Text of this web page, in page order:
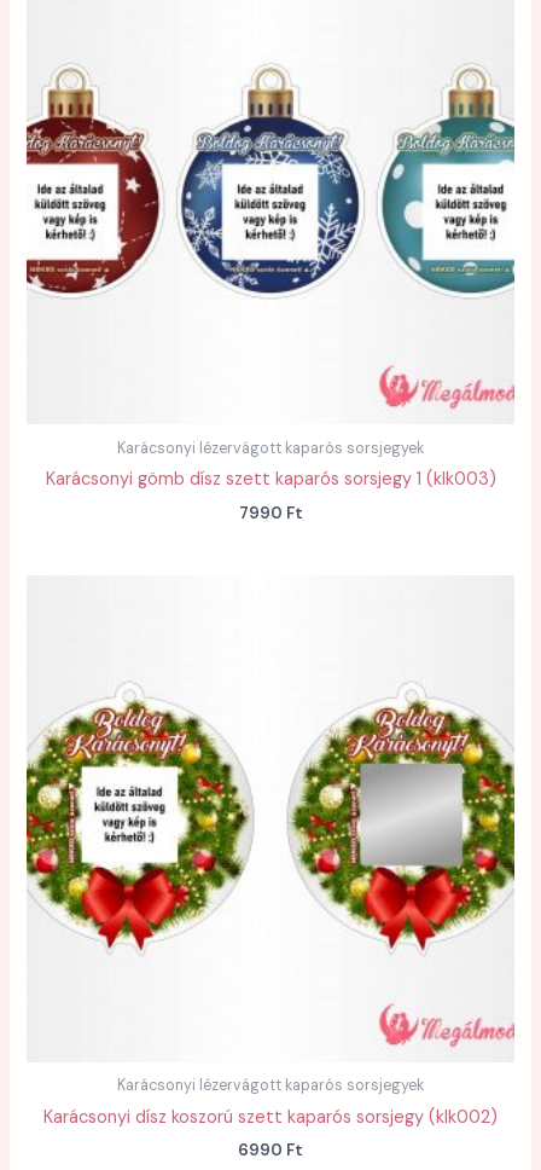
Karácsonyi lézervágott kaparós sorsjegyek
Karácsonyi gömb dísz szett kaparós sorsjegy 1 (klk003)
7990 Ft
Karácsonyi lézervágott kaparós sorsjegyek
Karácsonyi dísz koszorú szett kaparós sorsjegy (klk002)
6990 Ft